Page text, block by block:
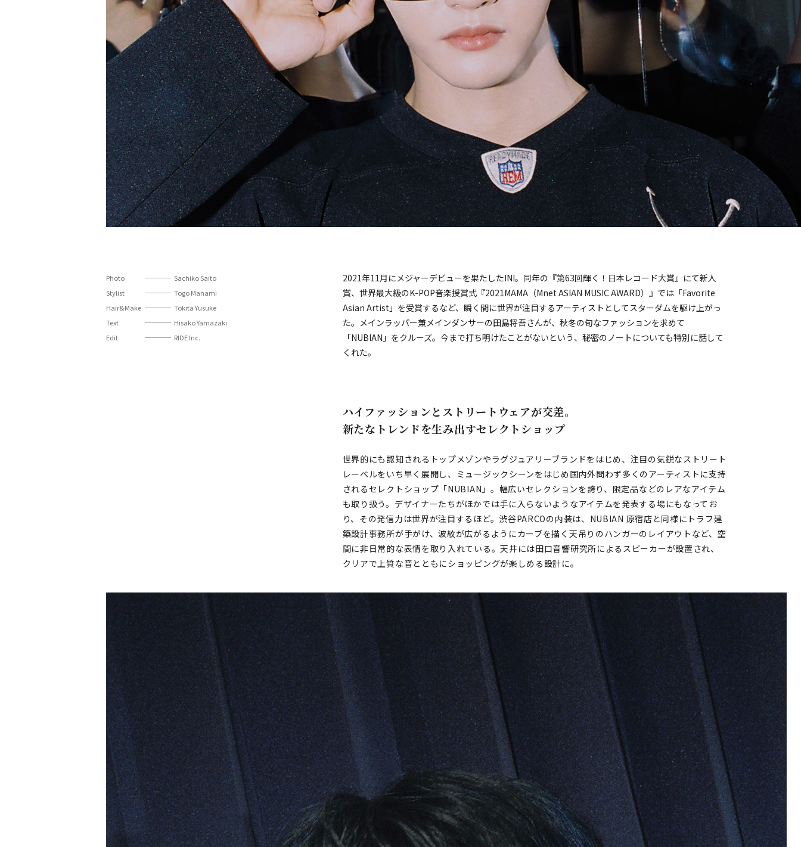
フロアガイド
レストラン・カフェ
2021年11月にメジャーデビューを果たしたINI。同年の『第63回輝く！日本レコード大賞』にて新人
賞、世界最大級のK-POP音楽授賞式『2021MAMA（Mnet ASIAN MUSIC AWARD）』では「Favorite
Asian Artist」を受賞するなど、瞬く間に世界が注目するアーティストとしてスターダムを駆け上がっ
た。メインラッパー兼メインダンサーの田島将吾さんが、秋冬の旬なファッションを求めて
「NUBIAN」をクルーズ。今まで打ち明けたことがないという、秘密のノートについても特別に話して
くれた。
Photo
Sachiko Saito
Stylist
Togo Manami
Hair&Make
Tokita Yusuke
Text
Hisako Yamazaki
Edit
RIDE Inc.
ハイファッションとストリートウェアが交差。
新たなトレンドを生み出すセレクトショップ
世界的にも認知されるトップメゾンやラグジュアリーブランドをはじめ、注目の気鋭なストリート
レーベルをいち早く展開し、ミュージックシーンをはじめ国内外問わず多くのアーティストに支持
されるセレクトショップ「NUBIAN」。幅広いセレクションを誇り、限定品などのレアなアイテム
も取り扱う。デザイナーたちがほかでは手に入らないようなアイテムを発表する場にもなってお
り、その発信力は世界が注目するほど。渋谷PARCOの内装は、NUBIAN 原宿店と同様にトラフ建
築設計事務所が手がけ、波紋が広がるようにカーブを描く天吊りのハンガーのレイアウトなど、空
間に非日常的な表情を取り入れている。天井には田口音響研究所によるスピーカーが設置され、
クリアで上質な音とともにショッピングが楽しめる設計に。